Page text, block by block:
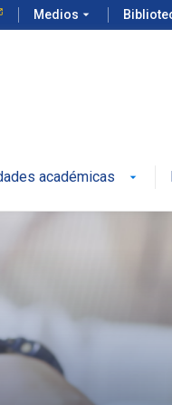
Medios arrow_drop_down
académicas